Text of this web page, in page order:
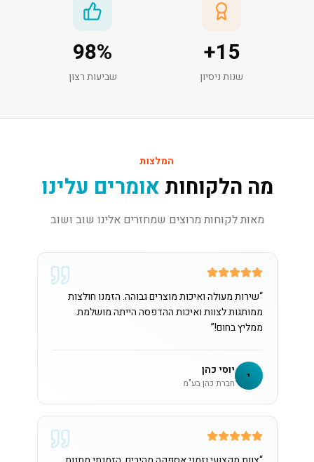
15
+
שנות ניסיון
98%
שביעות רצון
המלצות
מה הלקוחות אומרים עלינו
מאות לקוחות מרוצים שמחזרים אלינו שוב ושוב
“שירות מעולה ואיכות מוצרים גבוהה. הזמנו חולצות
ממותגות לצוות ואיכות ההדפסה הייתה מושלמת.
ממליץ בחום!”
י יוסי כהן
חברת כהן בע"מ